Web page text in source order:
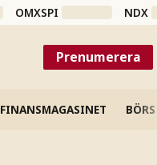
OMXSPI NDX
Prenumerera
FINANSMAGASINET BÖRS